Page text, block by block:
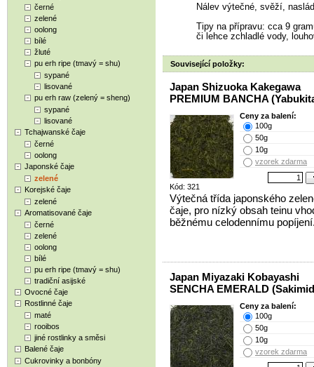
černé
zelené
oolong
bílé
žluté
pu erh ripe (tmavý = shu)
sypané
lisované
pu erh raw (zelený = sheng)
sypané
lisované
Tchajwanské čaje
černé
oolong
Japonské čaje
zelené
Korejské čaje
zelené
Aromatisované čaje
černé
zelené
oolong
bílé
pu erh ripe (tmavý = shu)
tradiční asijské
Ovocné čaje
Rostlinné čaje
maté
rooibos
jiné rostlinky a směsi
Balené čaje
Cukrovinky a bonbóny
Nálev výtečné, svěží,
Tipy na přípravu: cca 9
či lehce zchladlé vody,
Související položky:
Japan Shizuoka Kakegawa
PREMIUM BANCHA
Kód: 321
Ceny za balení:
100g
50g
10g
vzorek zdarma
Výtečná třída japonského
čaje, pro nízký obsah teinu
běžnému celodennímu
Japan Miyazaki Kobayashi
SENCHA EMERALD
Ceny za balení:
100g
50g
10g
vzorek zdarma